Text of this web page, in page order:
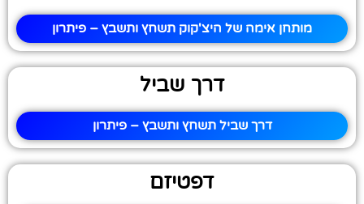
מותחן אימה של היצ'קוק תשחץ ותשבץ – פיתרון
דרך שביל
דרך שביל תשחץ ותשבץ – פיתרון
דפטיזם